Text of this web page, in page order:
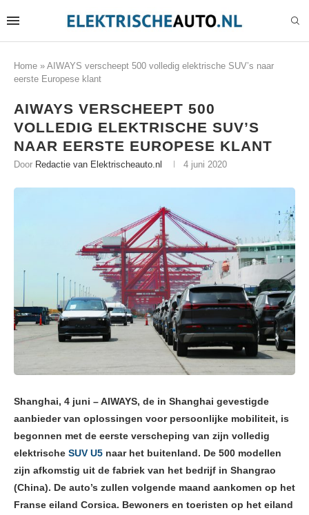
Home » AIWAYS verscheept 500 volledig elektrische SUV’s naar
eerste Europese klant
AIWAYS VERSCHEEPT 500
VOLLEDIG ELEKTRISCHE SUV’S
NAAR EERSTE EUROPESE KLANT
Door Redactie van Elektrischeauto.nl 4 juni 2020
Shanghai, 4 juni – AIWAYS, de in Shanghai gevestigde
aanbieder van oplossingen voor persoonlijke mobiliteit, is
begonnen met de eerste verscheping van zijn volledig
elektrische SUV U5 naar het buitenland. De 500 modellen
zijn afkomstig uit de fabriek van het bedrijf in Shangrao
(China). De auto’s zullen volgende maand aankomen op het
Franse eiland Corsica. Bewoners en toeristen op het eiland